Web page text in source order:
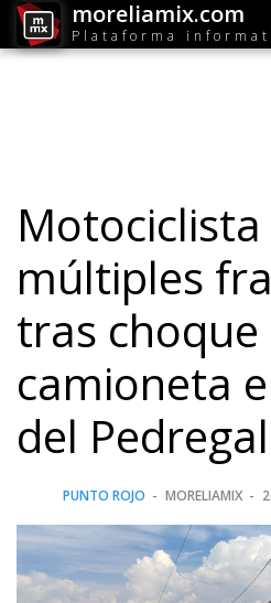
moreliamix.com
Plataforma
múltiples
tras
camioneta
del Pedregal
PUNTO ROJO MORELIAMIX